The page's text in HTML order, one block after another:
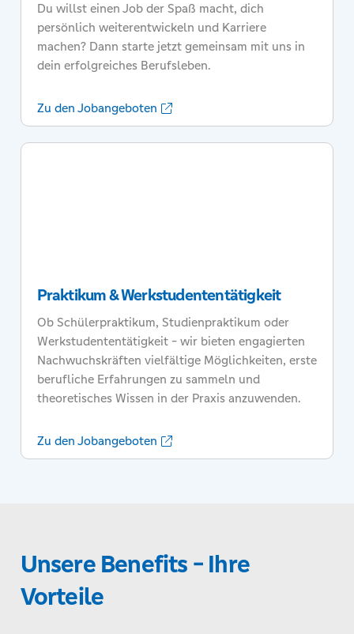
Du willst einen Job der Spaß macht, dich
persönlich weiterentwickeln und Karriere
machen? Dann starte jetzt gemeinsam mit uns in
dein erfolgreiches Berufsleben.
Zu den Jobangeboten
Praktikum & Werkstudententätigkeit
Ob Schülerpraktikum, Studienpraktikum oder
Werkstudententätigkeit - wir bieten engagierten
Nachwuchskräften vielfältige Möglichkeiten, erste
berufliche Erfahrungen zu sammeln und
theoretisches Wissen in der Praxis anzuwenden.
Zu den Jobangeboten
Unsere Benefits - Ihre
Vorteile